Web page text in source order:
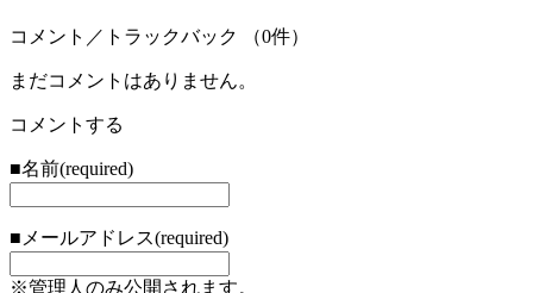
コメント／トラックバック （0件）
まだコメントはありません。
コメントする
■名前(required)
■メールアドレス(required)
※管理人のみ公開されます。